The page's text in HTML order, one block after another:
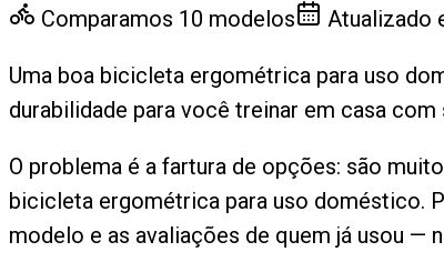
Comparamos 10 modelos Atualizado
Uma boa bicicleta ergométrica para uso
durabilidade para você treinar em casa com
O problema é a fartura de opções: são
bicicleta ergométrica para uso doméstico.
modelo e as avaliações de quem já usou —